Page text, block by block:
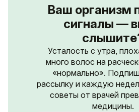
Ваш организм
сигналы —
Усталость с утра,
много волос на
«нормально».
рассылку и каждую
советы от врачей
медицины.